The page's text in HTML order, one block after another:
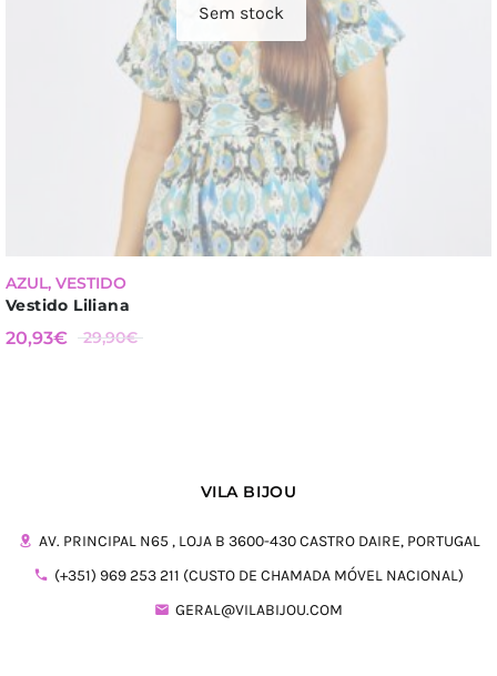
Sem stock
- 30 %
AZUL, VESTIDO
Vestido Liliana
29,90€
O PREÇO
20,93€
O
VILA BIJOU
AV. PRINCIPAL N65 , LOJA B 3600-430 CASTRO DAIRE, PORTUGAL
(+351) 969 253 211 (CUSTO DE CHAMADA MÓVEL NACIONAL)
GERAL@VILABIJOU.COM